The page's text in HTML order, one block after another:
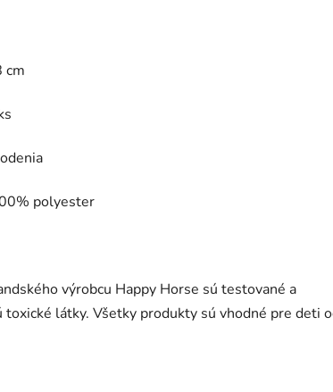
cm
polyester
výrobcu Happy Horse sú testované a
toxické látky. Všetky produkty sú vhodné pre deti